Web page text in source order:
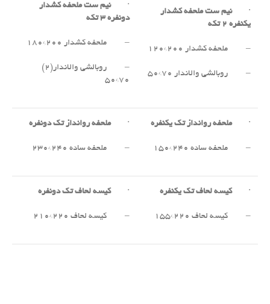
·نیم ست ملحفه کشدار
یکنفره ۲ تکه
– ملحفه کشدار ۲۰۰*۱۲۰
– روبالشی والاندار ۷۰*۵۰
·نیم ست ملحفه کشدار
دونفره ۳تکه
– ملحفه کشدار ۲۰۰*۱۸۰
– روبالشی والاندار(۲)
۷۰*۵۰
·ملحفه روانداز تک یکنفره
– ملحفه ساده ۲۴۰*۱۵۰
·ملحفه روانداز تک دونفره
– ملحفه ساده ۲۴۰*۲۳۰
·کیسه لحاف تک یکنفره
– کیسه لحاف ۲۲۰*۱۵۵
·کیسه لحاف تک دونفره
– کیسه لحاف ۲۲۰*۲۱۰